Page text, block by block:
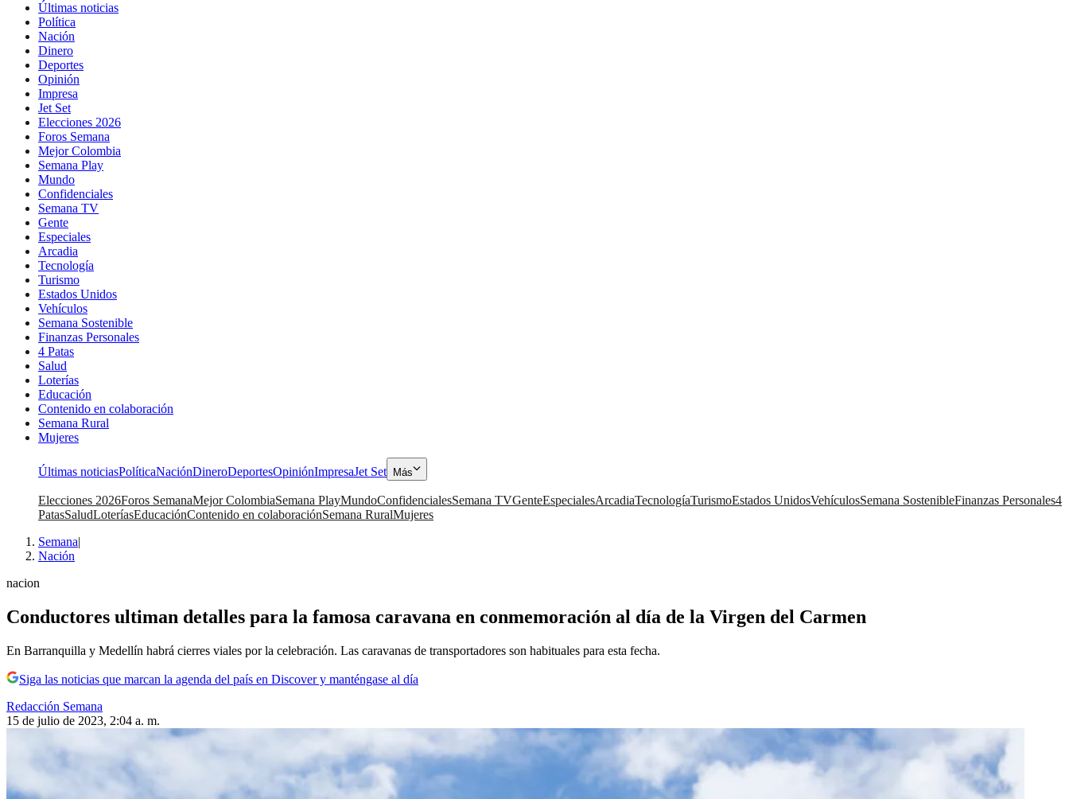
Últimas noticias
Política
Nación
Dinero
Deportes
Opinión
Impresa
Jet Set
Elecciones 2026
Foros Semana
Mejor Colombia
Semana Play
Mundo
Confidenciales
Semana TV
Gente
Especiales
Arcadia
Tecnología
Turismo
Estados Unidos
Vehículos
Semana Sostenible
Finanzas Personales
4 Patas
Salud
Loterías
Educación
Contenido en colaboración
Semana Rural
Mujeres
Últimas noticiasPolíticaNaciónDineroDeportesOpiniónImpresaJet Set Más
Elecciones 2026Foros SemanaMejor ColombiaSemana PlayMundoConfidencialesSemana TVGenteEspecialesArcadiaTecnologíaTurismoEstados UnidosVehículosSemana SostenibleFinanzas Personales4
PatasSaludLoteríasEducaciónContenido en colaboraciónSemana RuralMujeres
Semana|
Nación
nacion
Conductores ultiman detalles para la famosa caravana en conmemoración al día de la Virgen del Carmen
En Barranquilla y Medellín habrá cierres viales por la celebración. Las caravanas de transportadores son habituales para esta fecha.
Siga las noticias que marcan la agenda del país en Discover y manténgase al día
Redacción Semana
15 de julio de 2023, 2:04 a. m.